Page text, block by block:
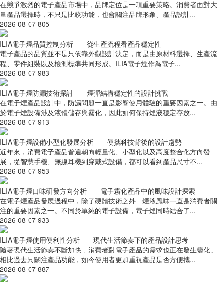
在競爭激烈的電子產品市場中，品牌定位是一項重要策略。消費者面對大
量產品選擇時，不只是比較功能，也會關注品牌形象、產品設計...
2026-08-07 805
ILIA電子煙品質控制分析——從生產流程看產品穩定性
電子產品的品質並不是只依靠外觀設計決定，而是由原材料選擇、生產流
程、零件組裝以及檢測標準共同形成。ILIA電子煙作為電子...
2026-08-07 983
ILIA電子煙防漏技術探討——煙彈結構穩定性的設計挑戰
在電子煙產品設計中，防漏問題一直是影響使用體驗的重要因素之一。由
於電子煙設備涉及液體儲存與霧化，因此如何保持煙液穩定存放...
2026-08-07 913
ILIA電子煙設備小型化發展分析——便攜科技背後的設計趨勢
近年來，消費電子產品普遍朝向輕量化、小型化以及高度整合化方向發
展，從智慧手機、無線耳機到穿戴式設備，都可以看到產品尺寸不...
2026-08-07 953
ILIA電子煙口味研發方向分析——電子霧化產品中的風味設計探索
在電子煙產品發展過程中，除了硬體技術之外，煙液風味一直是消費者關
注的重要因素之一。不同於單純的電子設備，電子煙同時結合了...
2026-08-07 933
ILIA電子煙使用便利性分析——現代生活節奏下的產品設計思考
隨著現代生活節奏不斷加快，消費者對電子產品的需求也正在發生變化。
相比過去只關注產品功能，如今使用者更加重視產品是否方便攜...
2026-08-07 887